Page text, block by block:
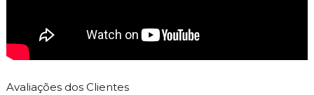
Avaliações dos Clientes